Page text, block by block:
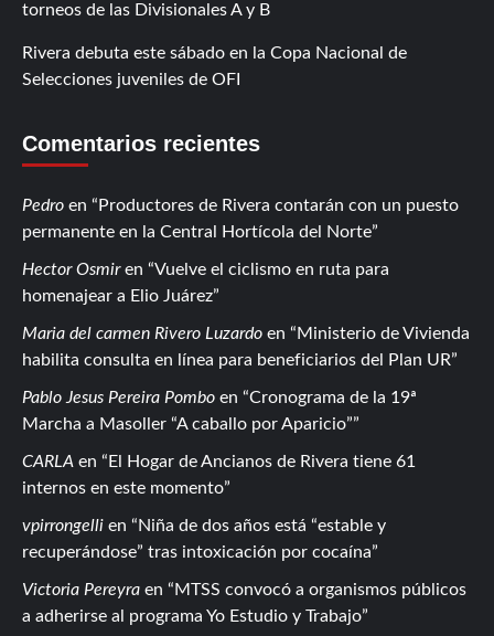
torneos de las Divisionales A y B
Rivera debuta este sábado en la Copa Nacional de
Selecciones juveniles de OFI
Comentarios recientes
Pedro en
Productores de Rivera contarán con un puesto
permanente en la Central Hortícola del Norte
Hector Osmiren
Vuelve el ciclismo en ruta para
homenajear a Elio Juárez
Maria del carmen Rivero Luzardo en
Ministerio de Vivienda
habilita consulta en línea para beneficiarios del Plan UR
Pablo Jesus Pereira Pombo en
Cronograma de la 19ª
Marcha a Masoller “A caballo por Aparicio”
CARLA en
El Hogar de Ancianos de Rivera tiene 61
internos en este momento
vpirrongelli en
Niña de dos años está “estable y
recuperándose” tras intoxicación por cocaína
Victoria Pereyra en
MTSS convocó a organismos públicos
a adherirse al programa Yo Estudio y Trabajo